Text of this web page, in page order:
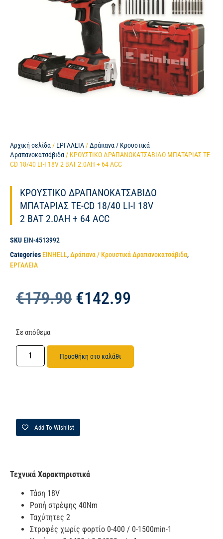
Αρχική σελίδα / ΕΡΓΑΛΕΙΑ /Δράπανα / Κρουστικά
Δραπανοκατσάβιδα / ΚΡΟΥΣΤΙΚΟ ΔΡΑΠΑΝΟΚΑΤΣΑΒΙΔΟ ΜΠΑΤΑΡΙΑΣ TE-
CD 18/40 LI-I 18V 2 BAT 2.0AH + 64 ACC
ΚΡΟΥΣΤΙΚΟ ΔΡΑΠΑΝΟΚΑΤΣΑΒΙΔΟ
ΜΠΑΤΑΡΙΑΣ TE-CD 18/40 LI-I 18V
2 BAT 2.0AH + 64 ACC
SKU EIN-4513992
Categories EINHELL,Δράπανα / Κρουστικά Δραπανοκατσάβιδα,
ΕΡΓΑΛΕΙΑ
€179.90 €142.99
Σε απόθεμα
Προσθήκη στο καλάθι
Add To Wishlist
Τεχνικά Χαρακτηριστικά
Τάση 18V
Ροπή στρέψης 40Nm
Ταχύτητες 2
Στροφές χωρίς φορτίο 0-400 / 0-1500min-1